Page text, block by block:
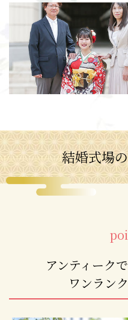
結婚式場
アンティーク
ワンラン